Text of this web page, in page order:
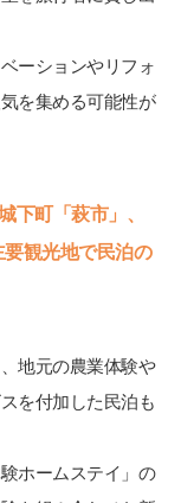
ーションやリフォ
を集める可能性が
下町「萩市」、
観光地で民泊の
地元の農業体験や
を付加した民泊も
ホームステイ」の